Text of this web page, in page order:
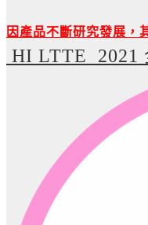
因產品不斷研究發展，
HI LTTE 2021